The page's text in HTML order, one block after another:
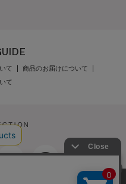
て
商品のお届けについて
て